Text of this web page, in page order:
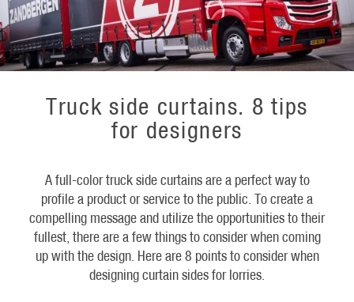
Truck side curtains. 8 tips
for designers
A full-color truck side curtains are a perfect way to
profile a product or service to the public. To create a
compelling message and utilize the opportunities to their
fullest, there are a few things to consider when coming
up with the design. Here are 8 points to consider when
designing curtain sides for lorries.